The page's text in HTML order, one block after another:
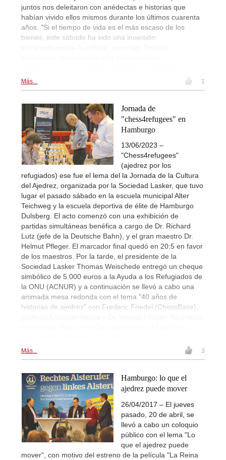
juntos nos deleitaron con anédectas e historias que
habían vivido ellos mismos durante los últimos cuarenta
años. "Si el tiempo de vida es el más escaso de los
bienes, este sábado ha sido una inversión
Más... 1
Jornada de
"chess4refugees" en
Hamburgo
13/06/2023 –
"Chess4refugees"
(ajedrez por los
refugiados) ese fue el lema del la Jornada de la Cultura
del Ajedrez, organizada por la Sociedad Lasker, que tuvo
lugar el pasado sábado en la escuela municipal Alter
Teichweg y la escuela deportiva de élite de Hamburgo
Dulsberg. El acto comenzó con una exhibición de
partidas simultáneas benéfica a cargo de Dr. Richard
Lutz (jefe de la Deutsche Bahn), y el gran maestro Dr.
Helmut Pfleger. El marcador final quedó en 20:5 en favor
de los maestros. Por la tarde, el presidente de la
Sociedad Lasker Thomas Weischede entregó un cheque
simbólico de 5.000 euros a la Ayuda a los Refugiados de
la ONU (ACNUR) y a continuación se llevó a cabo una
animada mesa redonda con el tema "40 años de
historias de ajedrez" con Frederic Friedel (ChessBase),
Más... 3
Hamburgo: lo que el
ajedrez puede mover
26/04/2017 – El jueves
pasado, 20 de abril, se
llevó a cabo un coloquio
público con el lema "Lo
que el ajedrez puede
mover", con motivo del estreno de la película "La Reina